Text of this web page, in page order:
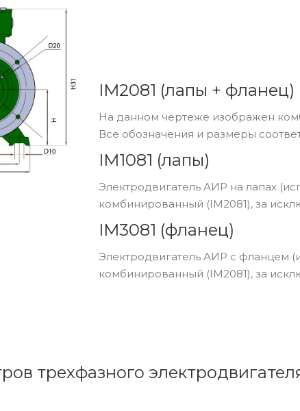
IM2081 (лапы + фланец)
На данном чертеже изображен
Все обозначения и размеры
IM1081 (лапы)
Электродвигатель АИР на лапах
комбинированный (IM2081), за
IM3081 (фланец)
Электродвигатель АИР с фланцем
комбинированный (IM2081), за
трехфазного